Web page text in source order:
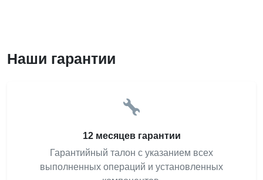
Наши гарантии
12 месяцев гарантии
Гарантийный талон с указанием всех
выполненных операций и установленных